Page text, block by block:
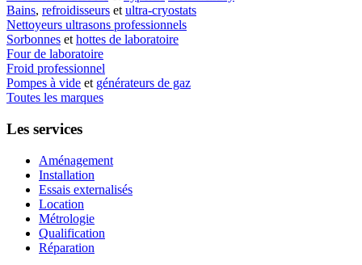
Bains, refroidisseurs et ultra-cryostats
Nettoyeurs ultrasons professionnels
Sorbonnes et hottes de laboratoire
Four de laboratoire
Froid professionnel
Pompes à vide et générateurs de gaz
Toutes les marques
Les services
Aménagement
Installation
Essais externalisés
Location
Métrologie
Qualification
Réparation